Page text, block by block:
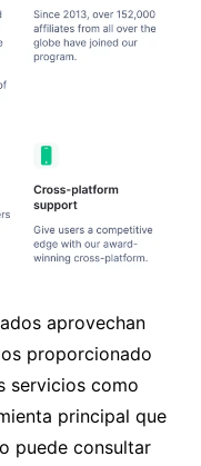
aprovechan
proporcionado
servicios como
principal que
puede consultar